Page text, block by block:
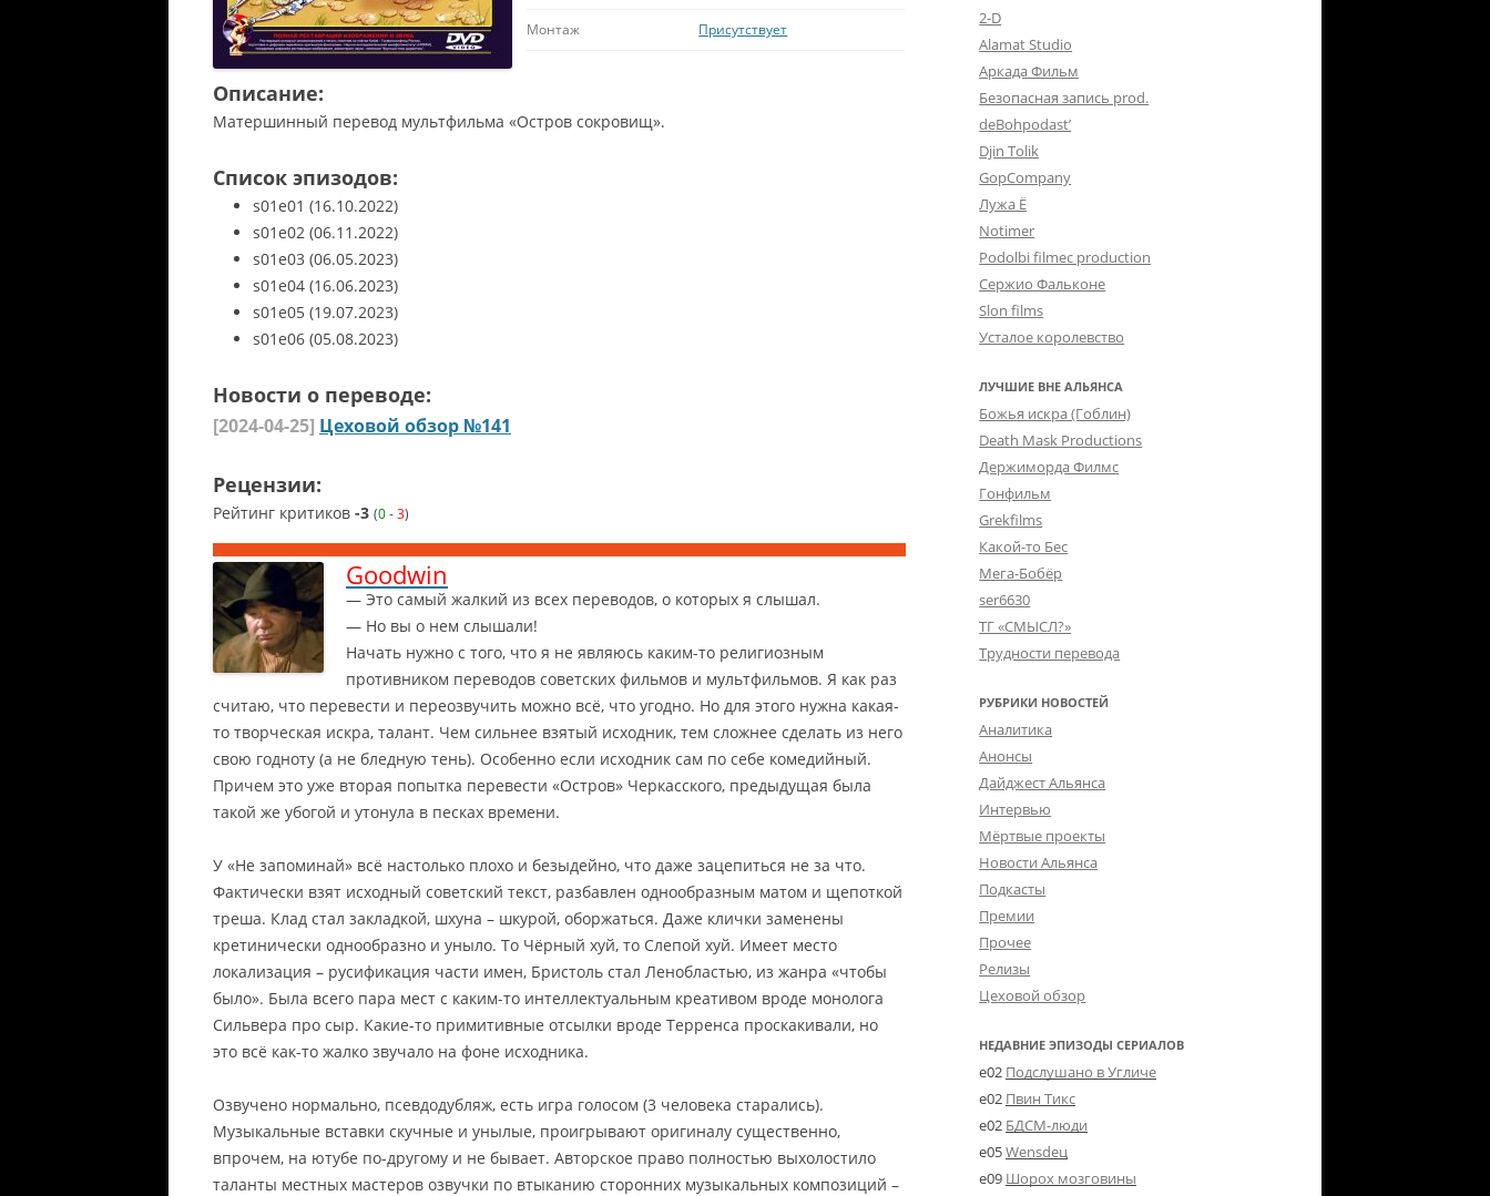
Монтаж Присутствует
Описание:
Матершинный перевод мультфильма «Остров сокровищ».
Список эпизодов:
s01e01 (16.10.2022)
s01e02 (06.11.2022)
s01e03 (06.05.2023)
s01e04 (16.06.2023)
s01e05 (19.07.2023)
s01e06 (05.08.2023)
Новости о переводе:
[2024-04-25] Цеховой обзор №141
Рецензии:
Рейтинг критиков -3 (0-3)
Goodwin
— Это самый жалкий из всех переводов, о которых я слышал.
— Но вы о нем слышали!
Начать нужно с того, что я не являюсь каким-то религиозным
противником переводов советских фильмов и мультфильмов. Я как раз
считаю, что перевести и переозвучить можно всё, что угодно. Но для этого нужна какая-
то творческая искра, талант. Чем сильнее взятый исходник, тем сложнее сделать из него
свою годноту (а не бледную тень). Особенно если исходник сам по себе комедийный.
Причем это уже вторая попытка перевести «Остров» Черкасского, предыдущая была
такой же убогой и утонула в песках времени.
У «Не запоминай» всё настолько плохо и безыдейно, что даже зацепиться не за что.
Фактически взят исходный советский текст, разбавлен однообразным матом и щепоткой
треша. Клад стал закладкой, шхуна – шкурой, оборжаться. Даже клички заменены
кретинически однообразно и уныло. То Чёрный хуй, то Слепой хуй. Имеет место
локализация – русификация части имен, Бристоль стал Ленобластью, из жанра «чтобы
было». Была всего пара мест с каким-то интеллектуальным креативом вроде монолога
Сильвера про сыр. Какие-то примитивные отсылки вроде Терренса проскакивали, но
это всё как-то жалко звучало на фоне исходника.
Озвучено нормально, псевдодубляж, есть игра голосом (3 человека старались).
Музыкальные вставки скучные и унылые, проигрывают оригиналу существенно,
впрочем, на ютубе по-другому и не бывает. Авторское право полностью выхолостило
таланты местных мастеров озвучки по втыканию сторонних музыкальных композиций –
2-D
Alamat Studio
Аркада Фильм
Безопасная запись prod.
deBohpodast’
Djin Tolik
GopCompany
Лужа Ё
Notimer
Podolbi filmec production
Сержио Фальконе
Slon films
Усталое королевство
ЛУЧШИЕ ВНЕ АЛЬЯНСА
Божья искра (Гоблин)
Death Mask Productions
Держиморда Филмс
Гонфильм
Grekfilms
Какой-то Бес
Мега-Бобёр
ser6630
ТГ «СМЫСЛ?»
Трудности перевода
РУБРИКИ НОВОСТЕЙ
Аналитика
Анонсы
Дайджест Альянса
Интервью
Мёртвые проекты
Новости Альянса
Подкасты
Премии
Прочее
Релизы
Цеховой обзор
НЕДАВНИЕ ЭПИЗОДЫ СЕРИАЛОВ
e02 Подслушано в Угличе
e02 Пвин Тикс
e02 БДСМ-люди
e05Wensdeц
e09 Шорох мозговины